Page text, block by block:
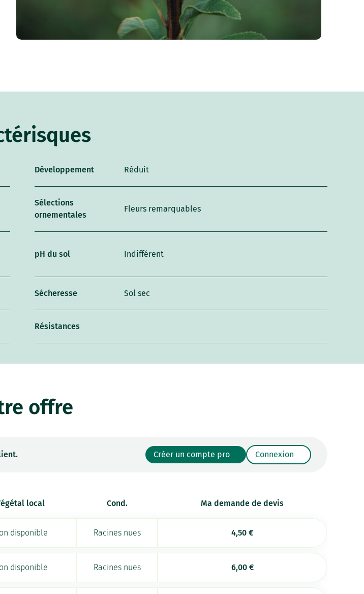
Développement Réduit
Sélections
ornementales
Fleurs remarquables
pH du sol Indifférent
Sécheresse Sol sec
Résistances
offre
Créer un compte pro Connexion
local Cond. Ma demande de devis
disponible Racines nues 4,50€
disponible Racines nues 6,00 €